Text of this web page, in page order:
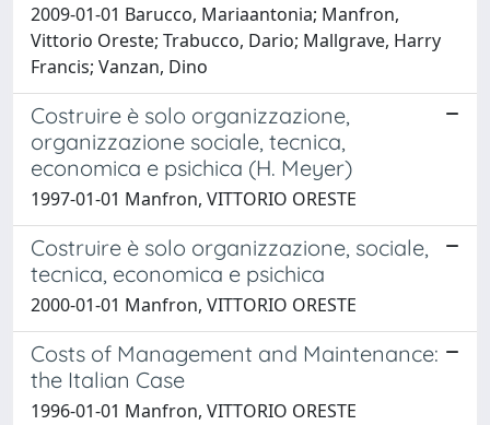
2009-01-01 Barucco, Mariaantonia; Manfron,
Vittorio Oreste; Trabucco, Dario; Mallgrave, Harry
Francis; Vanzan, Dino
Costruire è solo organizzazione,
organizzazione sociale, tecnica,
economica e psichica (H. Meyer)
1997-01-01 Manfron, VITTORIO ORESTE
Costruire è solo organizzazione, sociale,
tecnica, economica e psichica
2000-01-01 Manfron, VITTORIO ORESTE
Costs of Management and Maintenance:
the Italian Case
1996-01-01 Manfron, VITTORIO ORESTE